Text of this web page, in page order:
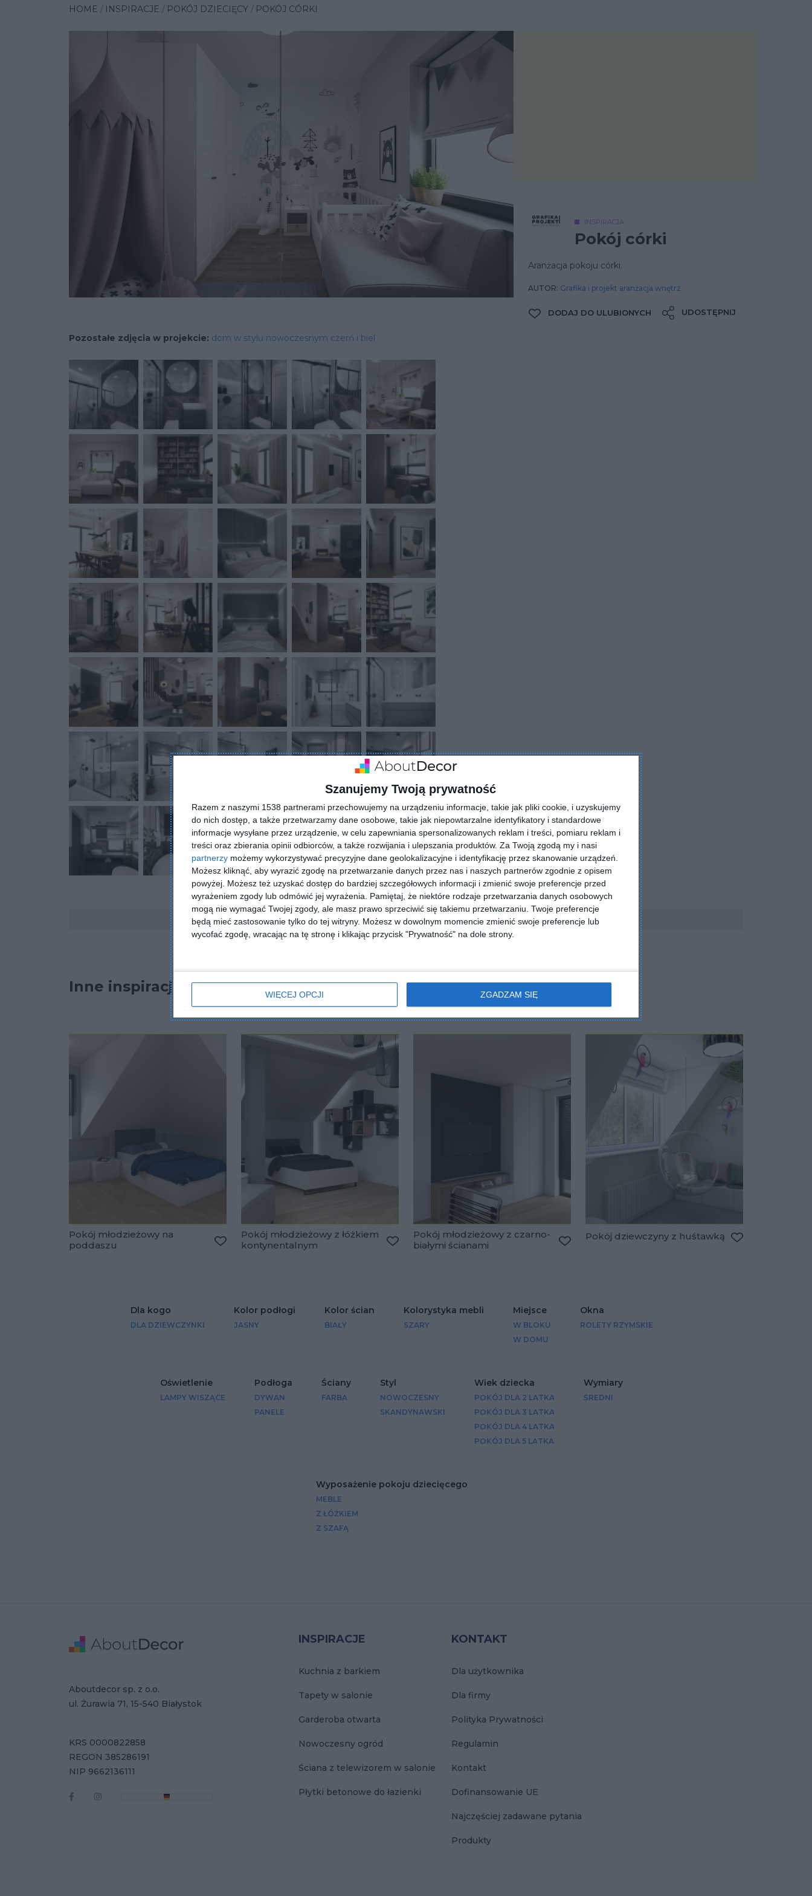
Szanujemy Twoją prywatność
Razem z naszymi 1538 partnerami przechowujemy na urządzeniu informacje, takie jak pliki cookie, i uzyskujemy
do nich dostęp, a także przetwarzamy dane osobowe, takie jak niepowtarzalne identyfikatory i standardowe
informacje wysyłane przez urządzenie, w celu zapewniania spersonalizowanych reklam i treści, pomiaru reklam i
treści oraz zbierania opinii odbiorców, a także rozwijania i ulepszania produktów. Za Twoją zgodą my i nasi
partnerzy możemy wykorzystywać precyzyjne dane geolokalizacyjne i identyfikację przez skanowanie urządzeń.
Możesz kliknąć, aby wyrazić zgodę na przetwarzanie danych przez nas i naszych partnerów zgodnie z opisem
powyżej. Możesz też uzyskać dostęp do bardziej szczegółowych informacji i zmienić swoje preferencje przed
wyrażeniem zgody lub odmówić jej wyrażenia.
Pamiętaj, że niektóre rodzaje przetwarzania danych osobowych
mogą nie wymagać Twojej zgody, ale masz prawo sprzeciwić się takiemu przetwarzaniu. Twoje preferencje
będą mieć zastosowanie tylko do tej witryny. Możesz w dowolnym momencie zmienić swoje preferencje lub
wycofać zgodę, wracając na tę stronę i klikając przycisk "Prywatność" na dole strony.
WIĘCEJ OPCJI ZGADZAM SIĘ
HOME INSPIRACJE POKÓJ DZIECIĘCY POKÓJ CÓRKI
INSPIRACJA
Pokój córki
Aranżacja pokoju córki.
AUTOR: Grafika i projekt aranżacja wnętrz
DODAJ DO ULUBIONYCH UDOSTĘPNIJ
Pozostałe zdjęcia w projekcie: dom w stylu nowoczesnym czerń i biel
ZADAJ PYTANIE
Inne inspiracje
Pokój młodzieżowy na
poddaszu
Pokój młodzieżowy z łóżkiem
kontynentalnym
Pokój młodzieżowy z czarno-
białymi ścianami
Pokój dziewczyny z huśtawką
Dla kogo
DLA DZIEWCZYNKI
Kolor podłogi
JASNY
Kolor ścian
BIAŁY
Kolorystyka mebli
SZARY
Miejsce
W BLOKU
W DOMU
Okna
ROLETY RZYMSKIE
Oświetlenie
LAMPY WISZĄCE
Podłoga
DYWAN
PANELE
Ściany
FARBA
Styl
NOWOCZESNY
SKANDYNAWSKI
Wiek dziecka
POKÓJ DLA 2 LATKA
POKÓJ DLA 3 LATKA
POKÓJ DLA 4 LATKA
POKÓJ DLA 5 LATKA
Wymiary
ŚREDNI
Wyposażenie pokoju dziecięcego
MEBLE
Z ŁÓŻKIEM
Z SZAFĄ
INSPIRACJE
Kuchnia z barkiem
Tapety w salonie
Garderoba otwarta
Nowoczesny ogród
Ściana z telewizorem w salonie
Płytki betonowe do łazienki
KONTAKT
Dla użytkownika
Dla firmy
Polityka Prywatności
Regulamin
Kontakt
Dofinansowanie UE
Najczęściej zadawane pytania
Produkty
Adres
Aboutdecor sp. z o.o.
ul. Żurawia 71, 15-540 Białystok
Dane Firmy
KRS 0000822858
REGON 385286191
NIP 9662136111